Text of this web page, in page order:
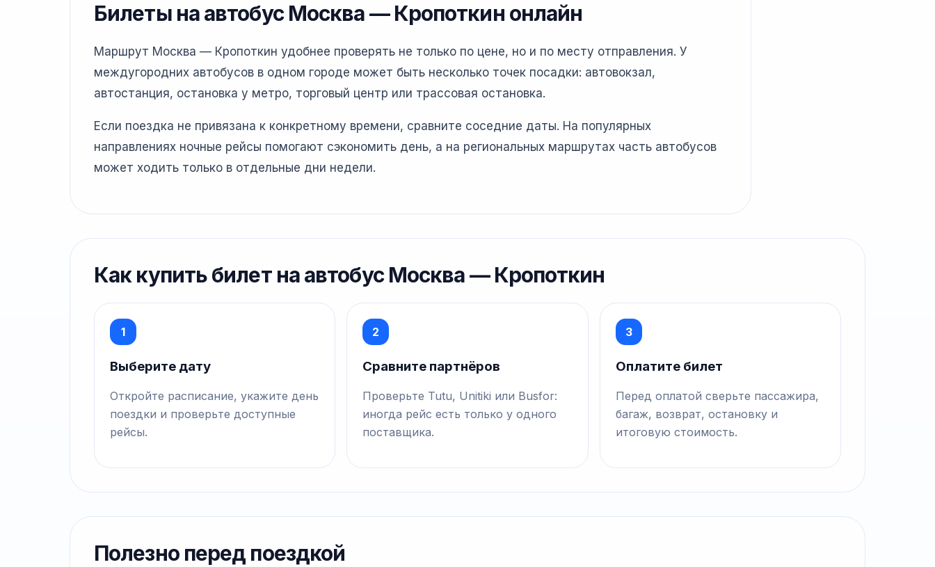
Билеты на автобус Москва — Кропоткин онлайн
Маршрут Москва — Кропоткин удобнее проверять не только по цене, но и по месту отправления. У
междугородних автобусов в одном городе может быть несколько точек посадки: автовокзал,
автостанция, остановка у метро, торговый центр или трассовая остановка.
Если поездка не привязана к конкретному времени, сравните соседние даты. На популярных
направлениях ночные рейсы помогают сэкономить день, а на региональных маршрутах часть автобусов
может ходить только в отдельные дни недели.
Как купить билет на автобус Москва — Кропоткин
1
Выберите дату
Откройте расписание, укажите день
поездки и проверьте доступные
рейсы.
2
Сравните партнёров
Проверьте Tutu, Unitiki или Busfor:
иногда рейс есть только у одного
поставщика.
3
Оплатите билет
Перед оплатой сверьте пассажира,
багаж, возврат, остановку и
итоговую стоимость.
Полезно перед поездкой